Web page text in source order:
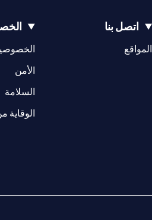
اتصل بنا
المواقع
(opens in a new tab)
الأمن
السلامة
الوقاية